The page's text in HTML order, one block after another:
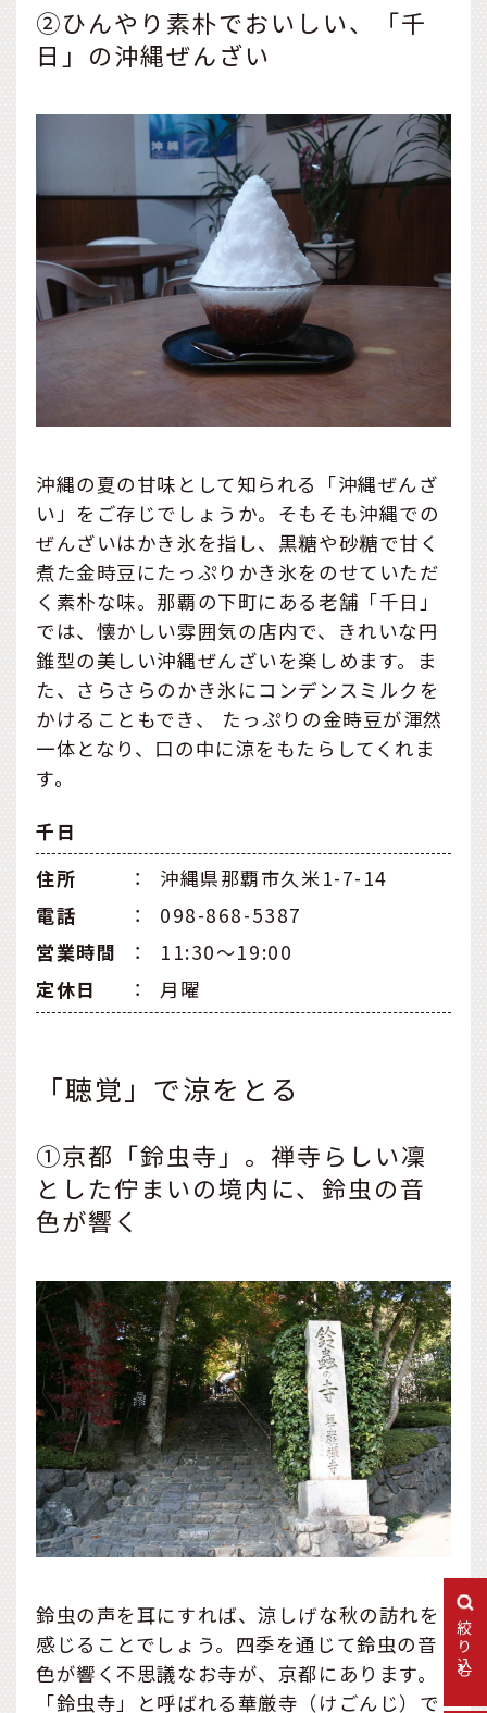
絞り込む
②ひんやり素朴でおいしい、「千
日」の沖縄ぜんざい
沖縄の夏の甘味として知られる「沖縄ぜんざ
い」をご存じでしょうか。そもそも沖縄での
ぜんざいはかき氷を指し、黒糖や砂糖で甘く
煮た金時豆にたっぷりかき氷をのせていただ
く素朴な味。那覇の下町にある老舗「千日」
では、懐かしい雰囲気の店内で、きれいな円
錐型の美しい沖縄ぜんざいを楽しめます。ま
た、さらさらのかき氷にコンデンスミルクを
かけることもでき、 たっぷりの金時豆が渾然
一体となり、口の中に涼をもたらしてくれま
す。
千日
住所
：
沖縄県那覇市久米1-7-14
電話
：
098-868-5387
営業時間
：
11:30～19:00
定休日
： 月曜
「聴覚」で涼をとる
①京都「鈴虫寺」。禅寺らしい凜
とした佇まいの境内に、鈴虫の音
色が響く
鈴虫の声を耳にすれば、涼しげな秋の訪れを
感じることでしょう。四季を通じて鈴虫の音
色が響く不思議なお寺が、京都にあります。
「鈴虫寺」と呼ばれる華厳寺（けごんじ）で